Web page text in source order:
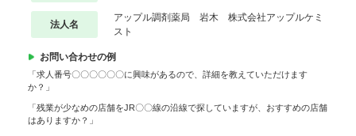
法人名
アップル調剤薬局 岩木 株式会社アップルケミ
スト
お問い合わせの例
「求人番号〇〇〇〇〇〇に興味があるので、詳細を教えていただけます
か？」
「残業が少なめの店舗をJR〇〇線の沿線で探していますが、おすすめの店舗
はありますか？」